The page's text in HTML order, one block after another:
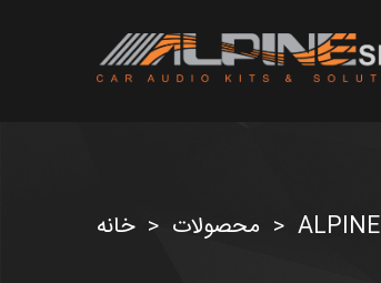
خانه > محصولات > ALPINE